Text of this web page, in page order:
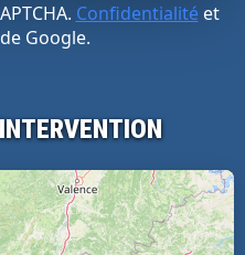
Confidentialitéet
de Google.